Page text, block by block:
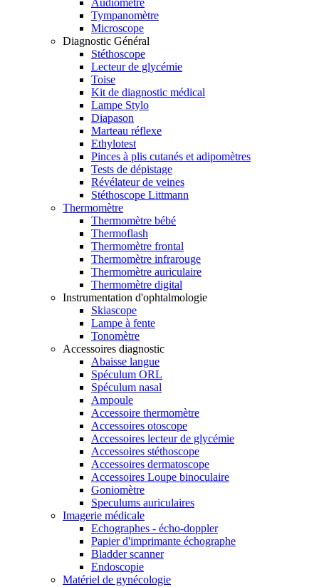
Audiomètre
Tympanomètre
Microscope
Diagnostic Général
Stéthoscope
Lecteur de glycémie
Toise
Kit de diagnostic médical
Lampe Stylo
Diapason
Marteau réflexe
Ethylotest
Pinces à plis cutanés et adipomètres
Tests de dépistage
Révélateur de veines
Stéthoscope Littmann
Thermomètre
Thermomètre bébé
Thermoflash
Thermomètre frontal
Thermomètre infrarouge
Thermomètre auriculaire
Thermomètre digital
Instrumentation d'ophtalmologie
Skiascope
Lampe à fente
Tonomètre
Accessoires diagnostic
Abaisse langue
Spéculum ORL
Spéculum nasal
Ampoule
Accessoire thermomètre
Accessoires otoscope
Accessoires lecteur de glycémie
Accessoires stéthoscope
Accessoires dermatoscope
Accessoires Loupe binoculaire
Goniomètre
Speculums auriculaires
Imagerie médicale
Echographes - écho-doppler
Papier d'imprimante échographe
Bladder scanner
Endoscopie
Matériel de gynécologie